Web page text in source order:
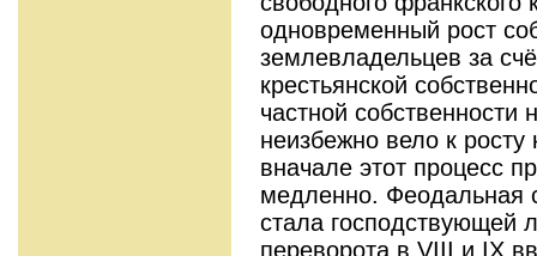
одновременный рост
землевладельцев за
крестьянской
частной
неизбежно вело к
вначале этот процесс
медленно. Феодальная
стала господствующей
переворота в VIII и IX